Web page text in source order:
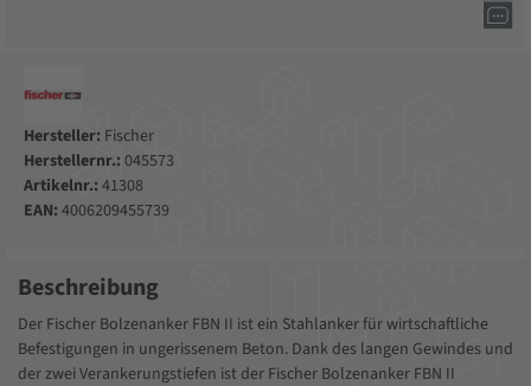
Hersteller: Fischer
Herstellernr.: 045573
Artikelnr.: 41308
EAN: 4006209455739
Beschreibung
Der Fischer Bolzenanker FBN II ist ein Stahlanker für wirtschaftliche
Befestigungen in ungerissenem Beton. Dank des langen Gewindes und
der zwei Verankerungstiefen ist der Fischer Bolzenanker FBN II